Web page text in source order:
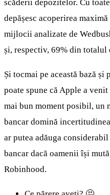
scăderii depozitelor. Cu
depășesc acoperirea
mijlocii analizate de
și, respectiv, 69% din totalul
Și tocmai pe această bază și
poate spune că Apple a
mai bun moment posibil, un
bancar domină
ar putea adăuga
bancar dacă oamenii își
Robinhood.